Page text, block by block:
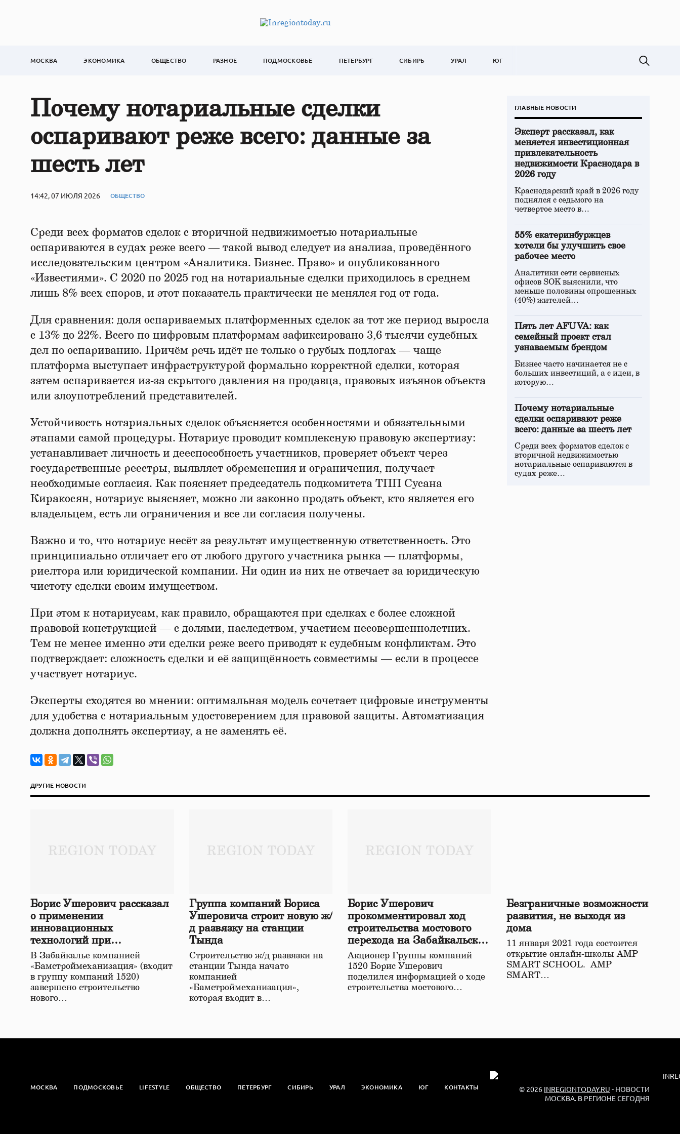
МОСКВА ЭКОНОМИКА ОБЩЕСТВО РАЗНОЕ ПОДМОСКОВЬЕ ПЕТЕРБУРГ СИБИРЬ УРАЛ ЮГ
Почему нотариальные сделки
оспаривают реже всего: данные за
шесть лет
14:42, 07 ИЮЛЯ 2026 ОБЩЕСТВО
Среди всех форматов сделок с вторичной недвижимостью нотариальные
оспариваются в судах реже всего — такой вывод следует из анализа, проведённого
исследовательским центром «Аналитика. Бизнес. Право» и опубликованного
«Известиями». С 2020 по 2025 год на нотариальные сделки приходилось в среднем
лишь 8% всех споров, и этот показатель практически не менялся год от года.
Для сравнения: доля оспариваемых платформенных сделок за тот же период выросла
с 13% до 22%. Всего по цифровым платформам зафиксировано 3,6 тысячи судебных
дел по оспариванию. Причём речь идёт не только о грубых подлогах — чаще
платформа выступает инфраструктурой формально корректной сделки, которая
затем оспаривается из-за скрытого давления на продавца, правовых изъянов объекта
или злоупотреблений представителей.
Устойчивость нотариальных сделок объясняется особенностями и обязательными
этапами самой процедуры. Нотариус проводит комплексную правовую экспертизу:
устанавливает личность и дееспособность участников, проверяет объект через
государственные реестры, выявляет обременения и ограничения, получает
необходимые согласия. Как поясняет председатель подкомитета ТПП Сусана
Киракосян, нотариус выясняет, можно ли законно продать объект, кто является его
владельцем, есть ли ограничения и все ли согласия получены.
Важно и то, что нотариус несёт за результат имущественную ответственность. Это
принципиально отличает его от любого другого участника рынка — платформы,
риелтора или юридической компании. Ни один из них не отвечает за юридическую
чистоту сделки своим имуществом.
При этом к нотариусам, как правило, обращаются при сделках с более сложной
правовой конструкцией — с долями, наследством, участием несовершеннолетних.
Тем не менее именно эти сделки реже всего приводят к судебным конфликтам. Это
подтверждает: сложность сделки и её защищённость совместимы — если в процессе
участвует нотариус.
Эксперты сходятся во мнении: оптимальная модель сочетает цифровые инструменты
для удобства с нотариальным удостоверением для правовой защиты. Автоматизация
должна дополнять экспертизу, а не заменять её.
ГЛАВНЫЕ НОВОСТИ
Эксперт рассказал, как
меняется инвестиционная
привлекательность
недвижимости Краснодара в
2026 году
Краснодарский край в 2026 году
поднялся с седьмого на
четвертое место в…
55% екатеринбуржцев
хотели бы улучшить свое
рабочее место
Аналитики сети сервисных
офисов SOK выяснили, что
меньше половины опрошенных
(40%) жителей…
Пять лет AFUVA: как
семейный проект стал
узнаваемым брендом
Бизнес часто начинается не с
больших инвестиций, а с идеи, в
которую…
Почему нотариальные
сделки оспаривают реже
всего: данные за шесть лет
Среди всех форматов сделок с
вторичной недвижимостью
нотариальные оспариваются в
судах реже…
ДРУГИЕ НОВОСТИ
Борис Ушерович рассказал
о применении
инновационных
технологий при
строительстве нового моста
в Забайкалье
В Забайкалье компанией
«Бамстроймеханизация» (входит
в группу компаний 1520)
завершено строительство
нового…
Группа компаний Бориса
Ушеровича строит новую ж/
д развязку на станции
Тында
Строительство ж/д развязки на
станции Тында начато
компанией
«Бамстроймеханизация»,
которая входит в…
Борис Ушерович
прокомментировал ход
строительства мостового
перехода на Забайкальской
железной дороге
Акционер Группы компаний
1520 Борис Ушерович
поделился информацией о ходе
строительства мостового…
Безграничные возможности
развития, не выходя из
дома
11 января 2021 года состоится
открытие онлайн-школы АМР
SMART SCHOOL. АМР
SMART…
МОСКВА ПОДМОСКОВЬЕ LIFESTYLE ОБЩЕСТВО ПЕТЕРБУРГ СИБИРЬ УРАЛ ЭКОНОМИКА ЮГ КОНТАКТЫ © 2026 INREGIONTODAY.RU - НОВОСТИ
МОСКВА. В РЕГИОНЕ СЕГОДНЯ